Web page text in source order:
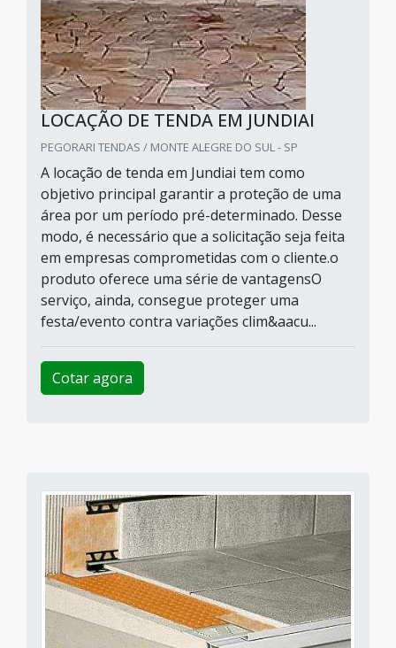
LOCAÇÃO DE TENDA EM JUNDIAI
PEGORARI TENDAS / MONTE ALEGRE DO SUL - SP
A locação de tenda em Jundiai tem como
objetivo principal garantir a proteção de uma
área por um período pré-determinado. Desse
modo, é necessário que a solicitação seja feita
em empresas comprometidas com o cliente.o
produto oferece uma série de vantagensO
serviço, ainda, consegue proteger uma
festa/evento contra variações clim&aacu...
Cotar agora